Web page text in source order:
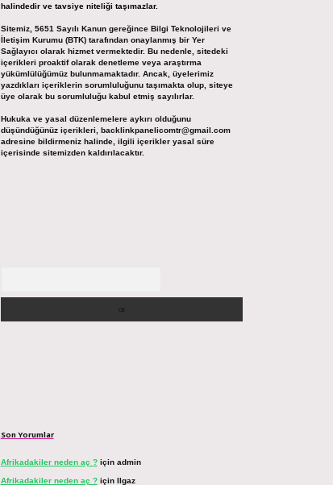
halindedir ve tavsiye niteliği taşımazlar.
Sitemiz, 5651 Sayılı Kanun gereğince Bilgi Teknolojileri ve
İletişim Kurumu (BTK) tarafından onaylanmış bir Yer
Sağlayıcı olarak hizmet vermektedir. Bu nedenle, sitedeki
içerikleri proaktif olarak denetleme veya araştırma
yükümlülüğümüz bulunmamaktadır. Ancak, üyelerimiz
yazdıkları içeriklerin sorumluluğunu taşımakta olup, siteye
üye olarak bu sorumluluğu kabul etmiş sayılırlar.
Hukuka ve yasal düzenlemelere aykırı olduğunu
düşündüğünüz içerikleri, backlinkpanelicomtr@gmail.com
adresine bildirmeniz halinde, ilgili içerikler yasal süre
içerisinde sitemizden kaldırılacaktır.
Son Yorumlar
Afrikadakiler neden aç ?için admin
Afrikadakiler neden aç ?için Ilgaz